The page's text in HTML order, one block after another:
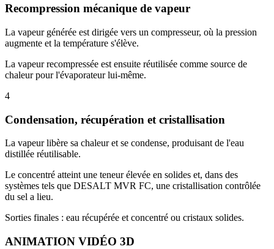
Recompression mécanique de vapeur
La vapeur générée est dirigée vers un compresseur, où la pression
augmente et la température s'élève.
La vapeur recompressée est ensuite réutilisée comme source de
chaleur pour l'évaporateur lui-même.
4
Condensation, récupération et cristallisation
La vapeur libère sa chaleur et se condense, produisant de l'eau
distillée réutilisable.
Le concentré atteint une teneur élevée en solides et, dans des
systèmes tels que DESALT MVR FC, une cristallisation contrôlée
du sel a lieu.
Sorties finales : eau récupérée et concentré ou cristaux solides.
ANIMATION VIDÉO 3D